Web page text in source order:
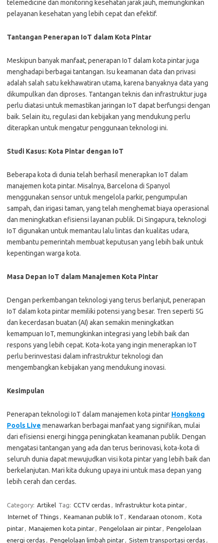
telemedicine dan monitoring kesehatan jarak jauh, memungkinkan
pelayanan kesehatan yang lebih cepat dan efektif.
Tantangan Penerapan IoT dalam Kota Pintar
Meskipun banyak manfaat, penerapan IoT dalam kota pintar juga
menghadapi berbagai tantangan. Isu keamanan data dan privasi
adalah salah satu kekhawatiran utama, karena banyaknya data yang
dikumpulkan dan diproses. Tantangan teknis dan infrastruktur juga
perlu diatasi untuk memastikan jaringan IoT dapat berfungsi dengan
baik. Selain itu, regulasi dan kebijakan yang mendukung perlu
diterapkan untuk mengatur penggunaan teknologi ini.
Studi Kasus: Kota Pintar dengan IoT
Beberapa kota di dunia telah berhasil menerapkan IoT dalam
manajemen kota pintar. Misalnya, Barcelona di Spanyol
menggunakan sensor untuk mengelola parkir, pengumpulan
sampah, dan irigasi taman, yang telah menghemat biaya operasional
dan meningkatkan efisiensi layanan publik. Di Singapura, teknologi
IoT digunakan untuk memantau lalu lintas dan kualitas udara,
membantu pemerintah membuat keputusan yang lebih baik untuk
kepentingan warga kota.
Masa Depan IoT dalam Manajemen Kota Pintar
Dengan perkembangan teknologi yang terus berlanjut, penerapan
IoT dalam kota pintar memiliki potensi yang besar. Tren seperti 5G
dan kecerdasan buatan (AI) akan semakin meningkatkan
kemampuan IoT, memungkinkan integrasi yang lebih baik dan
respons yang lebih cepat. Kota-kota yang ingin menerapkan IoT
perlu berinvestasi dalam infrastruktur teknologi dan
mengembangkan kebijakan yang mendukung inovasi.
Kesimpulan
Penerapan teknologi IoT dalam manajemen kota pintar Hongkong
Pools Live menawarkan berbagai manfaat yang signifikan, mulai
dari efisiensi energi hingga peningkatan keamanan publik. Dengan
mengatasi tantangan yang ada dan terus berinovasi, kota-kota di
seluruh dunia dapat mewujudkan visi kota pintar yang lebih baik dan
berkelanjutan. Mari kita dukung upaya ini untuk masa depan yang
lebih cerah dan cerdas.
Category: Artikel Tag: CCTV cerdas , Infrastruktur kota pintar,
Internet of Things , Keamanan publik IoT , Kendaraan otonom , Kota
pintar, Manajemen kota pintar, Pengelolaan air pintar, Pengelolaan
energi cerdas , Pengelolaan limbah pintar, Sistem transportasi cerdas ,